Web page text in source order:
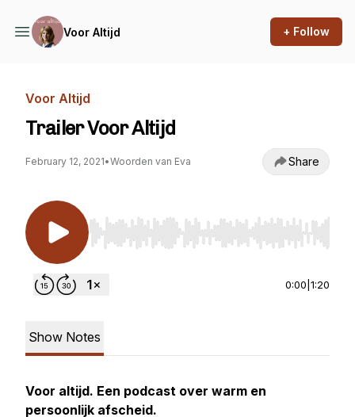
Voor Altijd + Follow
Voor Altijd
Trailer Voor Altijd
February 12, 2021•Woorden van Eva Share
Use Left/Right to seek, Home/End to jump to
0:00 1:20
Show Notes
Voor altijd. Een podcast over warm en
persoonlijk afscheid.